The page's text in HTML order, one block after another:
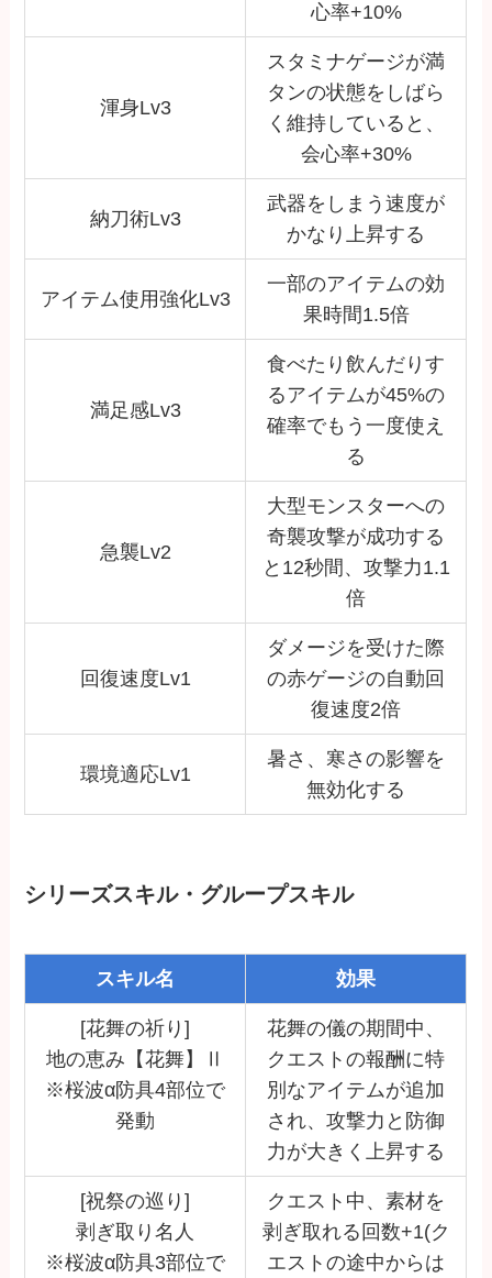
心率+10%
渾身Lv3
スタミナゲージが満
タンの状態をしばら
く維持していると、
会心率+30%
納刀術Lv3
武器をしまう速度が
かなり上昇する
アイテム使用強化Lv3
一部のアイテムの効
果時間1.5倍
満足感Lv3
食べたり飲んだりす
るアイテムが45%の
確率でもう一度使え
る
急襲Lv2
大型モンスターへの
奇襲攻撃が成功する
と12秒間、攻撃力1.1
倍
回復速度Lv1
ダメージを受けた際
の赤ゲージの自動回
復速度2倍
環境適応Lv1
暑さ、寒さの影響を
無効化する
シリーズスキル・グループスキル
スキル名 効果
[花舞の祈り]
地の恵み【花舞】Ⅱ
※桜波α防具4部位で
発動
花舞の儀の期間中、
クエストの報酬に特
別なアイテムが追加
され、攻撃力と防御
力が大きく上昇する
[祝祭の巡り]
剥ぎ取り名人
※桜波α防具3部位で
クエスト中、素材を
剥ぎ取れる回数+1(ク
エストの途中からは